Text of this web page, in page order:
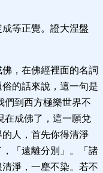
成等正覺。證大涅盤
，在佛經裡面的名詞
的話來說，這一句是
們到西方極樂世界不
在成佛了，這一願兌
人，首先你得清淨
「遠離分別」。「諸
淨，一塵不染。若不